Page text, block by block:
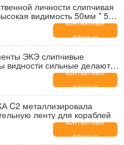
личности слипчивая
видимость 50мм * 50м
контактные
данные
ЭКЭ слипчивые
видности сильные делают
знаков
контактные
данные
C2 металлизировала
ленту для кораблей
контактные
данные